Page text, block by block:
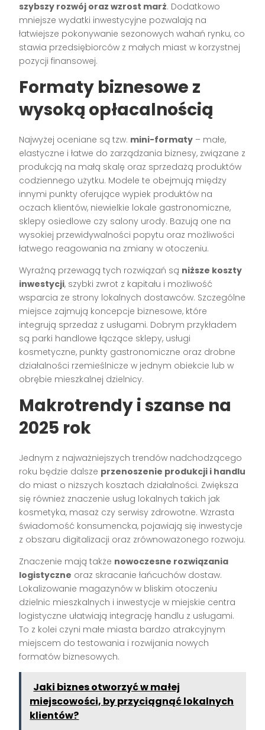
szybszy rozwój oraz wzrost marż. Dodatkowo
mniejsze wydatki inwestycyjne pozwalają na
łatwiejsze pokonywanie sezonowych wahań rynku, co
stawia przedsiębiorców z małych miast w korzystnej
pozycji finansowej.
Formaty biznesowe z
wysoką opłacalnością
Najwyżej oceniane są tzw. mini-formaty – małe,
elastyczne i łatwe do zarządzania biznesy, związane z
produkcją na małą skalę oraz sprzedażą produktów
codziennego użytku. Modele te obejmują między
innymi punkty oferujące wypiek produktów na
oczach klientów, niewielkie lokale gastronomiczne,
sklepy osiedlowe czy salony urody. Bazują one na
wysokiej przewidywalności popytu oraz możliwości
łatwego reagowania na zmiany w otoczeniu.
Wyraźną przewagą tych rozwiązań są niższe koszty
inwestycji, szybki zwrot z kapitału i możliwość
wsparcia ze strony lokalnych dostawców. Szczególne
miejsce zajmują koncepcje biznesowe, które
integrują sprzedaż z usługami. Dobrym przykładem
są parki handlowe łączące sklepy, usługi
kosmetyczne, punkty gastronomiczne oraz drobne
działalności rzemieślnicze w jednym obiekcie lub w
obrębie mieszkalnej dzielnicy.
Makrotrendy i szanse na
2025 rok
Jednym z najważniejszych trendów nadchodzącego
roku będzie dalsze przenoszenie produkcji i handlu
do miast o niższych kosztach działalności. Zwiększa
się również znaczenie usług lokalnych takich jak
kosmetyka, masaż czy serwisy zdrowotne. Wzrasta
świadomość konsumencka, pojawiają się inwestycje
z obszaru digitalizacji oraz zrównoważonego rozwoju.
Znaczenie mają także nowoczesne rozwiązania
logistyczne oraz skracanie łańcuchów dostaw.
Lokalizowanie magazynów w bliskim otoczeniu
dzielnic mieszkalnych i inwestycje w miejskie centra
logistyczne ułatwiają integrację handlu z usługami.
To z kolei czyni małe miasta bardzo atrakcyjnym
miejscem do testowania i rozwijania nowych
formatów biznesowych.
Jaki biznes otworzyć w małej
miejscowości, by przyciągnąć lokalnych
klientów?